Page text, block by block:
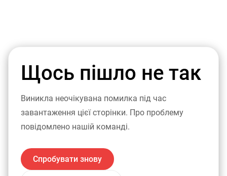
Щось пішло не так
Виникла неочікувана помилка під час
завантаження цієї сторінки. Про проблему
повідомлено нашій команді.
Спробувати знову